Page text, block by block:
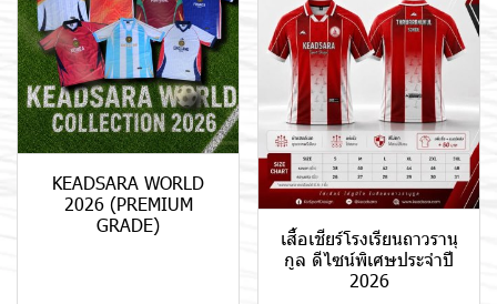
KEADSARA WORLD
2026 (PREMIUM
GRADE)
เสื้อเชียร์โรงเรียนถาวรานุ
กูล ดีไซน์พิเศษประจำปี
2026